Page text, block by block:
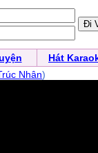
Hát
Nhân)